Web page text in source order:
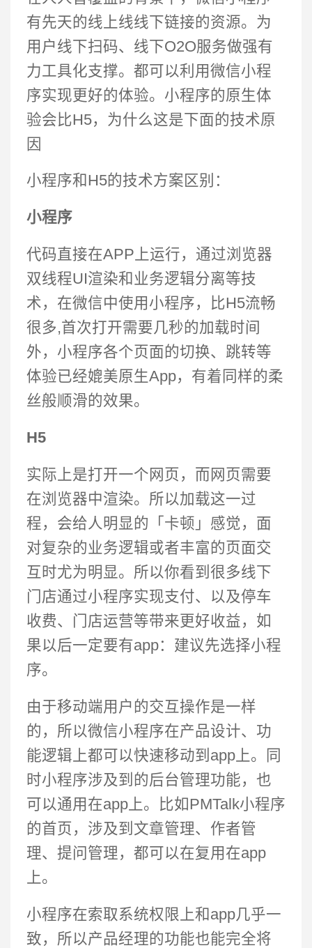
有先天的线上线线下链接的资源。为
用户线下扫码、线下O2O服务做强有
力工具化支撑。都可以利用微信小程
序实现更好的体验。小程序的原生体
验会比H5，为什么这是下面的技术原
因
小程序和H5的技术方案区别：
小程序
代码直接在APP上运行，通过浏览器
双线程UI渲染和业务逻辑分离等技
术，在微信中使用小程序，比H5流畅
很多,首次打开需要几秒的加载时间
外，小程序各个页面的切换、跳转等
体验已经媲美原生App，有着同样的柔
丝般顺滑的效果。
H5
实际上是打开一个网页，而网页需要
在浏览器中渲染。所以加载这一过
程，会给人明显的「卡顿」感觉，面
对复杂的业务逻辑或者丰富的页面交
互时尤为明显。所以你看到很多线下
门店通过小程序实现支付、以及停车
收费、门店运营等带来更好收益，如
果以后一定要有app：建议先选择小程
序。
由于移动端用户的交互操作是一样
的，所以微信小程序在产品设计、功
能逻辑上都可以快速移动到app上。同
时小程序涉及到的后台管理功能，也
可以通用在app上。比如PMTalk小程序
的首页，涉及到文章管理、作者管
理、提问管理，都可以在复用在app
上。
小程序在索取系统权限上和app几乎一
致，所以产品经理的功能也能完全将